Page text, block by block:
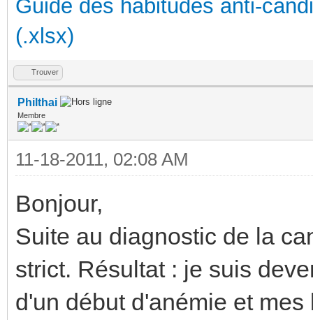
Guide des habitudes anti-
(.xlsx)
Trouver
Philthai
Membre
11-18-2011, 02:08 AM
Bonjour,
Suite au diagnostic de la
strict. Résultat : je suis
d'un début d'anémie et